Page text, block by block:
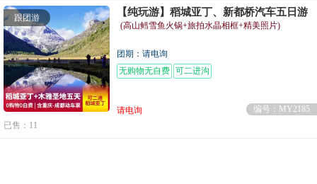
跟团游 【纯玩游】稻城亚丁、新都桥汽车五日游
(高山鳕雪鱼火锅+旅拍水晶相框+精美照片)
团期：请电询
无购物无自费 可二进沟
请电询
编号：MY2185
已售：11